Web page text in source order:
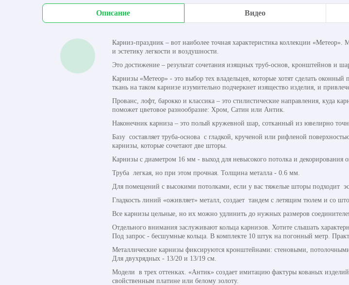
Описание Видео
Карниз-праздник – вот наиболее точная характеристика коллекции «Метеор».
и эстетику легкости и воздушности.
Это достижение – результат сочетания изящных труб-основ, кронштейнов и
Карнизы «Метеор» - это выбор тех владельцев, которые хотят сделать
ткань на таком карнизе изумительно подчеркнет изящество изделия, и
Прованс, лофт, барокко и классика – это стилистические направления, куда
поможет цветовое разнообразие: Хром, Сатин или Антик.
Наконечник карниза – это полый кружевной шар, сотканный из ювелирно
Базу составляет труба-основа с гладкой, крученой или рифленой
карнизы, которые сочетают две шторы.
Карнизы с диаметром 16 мм - выход для невысокого потолка и декорирования
Труба легкая, но при этом прочная. Толщина металла - 0.6 мм.
Для помещений с высокими потолками, если у вас тяжелые шторы подходит
Гладкость линий «оживляет» металл, создает тандем с летящим тюлем и со
Все карнизы цельные, но их можно удлинить до нужных размеров
Отдельного внимания заслуживают кольца карнизов. Хотите слышать
Под запрос - бесшумные кольца. В комплекте 10 штук на погонный метр.
Металлические карнизы фиксируются кронштейнами: стеновыми,
Для двухрядных - 13/20 и 13/19 см.
Модели в трех оттенках. «Антик» создает имитацию фактуры кованых
свойственным платине или белому золоту.